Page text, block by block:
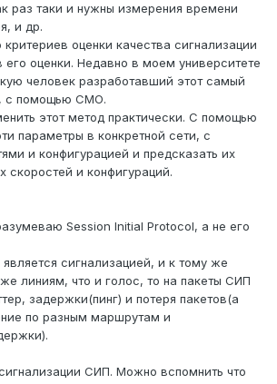
раз таки и нужны измерения времени
и др.
оценки качества сигнализации
его оценки. Недавно в моем университете
человек разработавший этот самый
с помощью СМО.
этот метод практически. С помощью
параметры в конкретной сети, с
и конфигурацией и предсказать их
скоростей и конфигураций.
Session Initial Protocol, а не его
сигнализацией, и к тому же
линиям, что и голос, то на пакеты СИП
задержки(пинг) и потеря пакетов(а
по разным маршрутам и
СИП. Можно вспомнить что